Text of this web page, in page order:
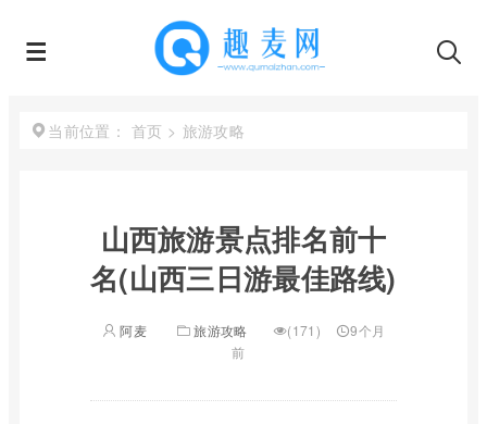
当前位置： 首页 > 旅游攻略
山西旅游景点排名前十
名(山西三日游最佳路线)
阿麦 旅游攻略 (171)
9个月
前